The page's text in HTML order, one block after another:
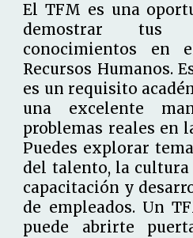
El TFM es una
demostrar tus
conocimientos en
Recursos Humanos.
es un requisito
una excelente
problemas reales en
Puedes explorar
del talento, la
capacitación y
de empleados. Un
puede abrirte